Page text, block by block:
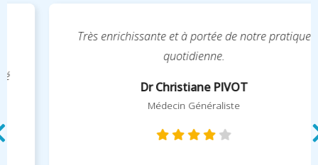
Très enrichissante et à portée de notre pratique
quotidienne.
Dr Christiane PIVOT
Médecin Généraliste